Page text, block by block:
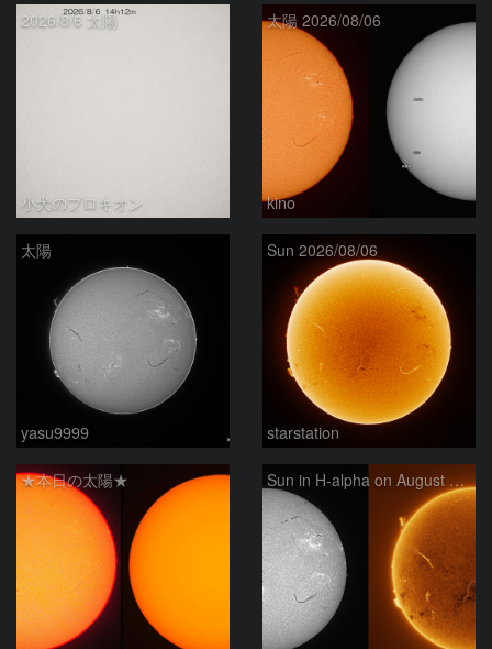
2026/8/6 太陽
小犬のプロキオン
太陽 2026/08/06
kino
太陽
yasu9999
Sun 2026/08/06
starstation
★本日の太陽★ Sun in H-alpha on August 6, 2026